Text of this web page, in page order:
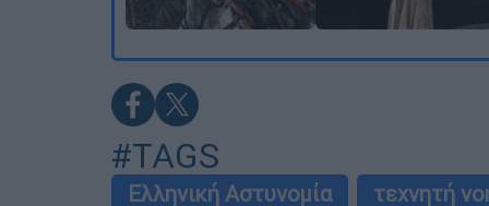
#TAGS
Ελληνική Αστυνομία τεχνητή